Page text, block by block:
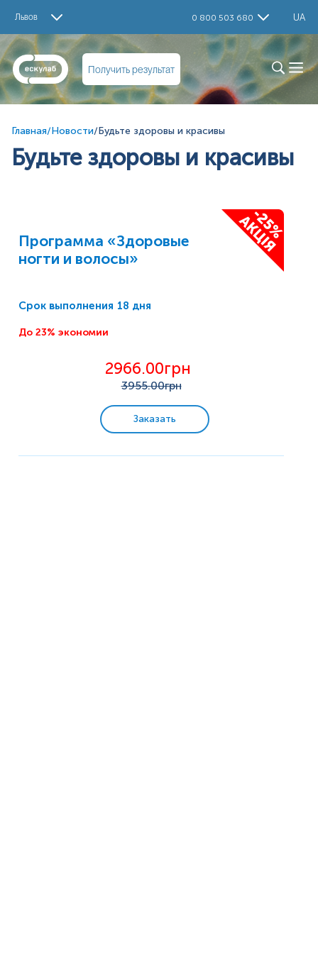
Львов 0 800 503 680 UA
Получить результат
Главная/Новости/Будьте здоровы и красивы
Будьте здоровы и красивы
Программа «Здоровые
ногти и волосы»
Срок выполнения 18 дня
До 23% экономии
2966.00грн
3955.00грн
Заказать